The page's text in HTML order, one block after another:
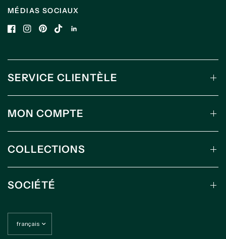
MÉDIAS SOCIAUX
SERVICE CLIENTÈLE
MON COMPTE
COLLECTIONS
SOCIÉTÉ